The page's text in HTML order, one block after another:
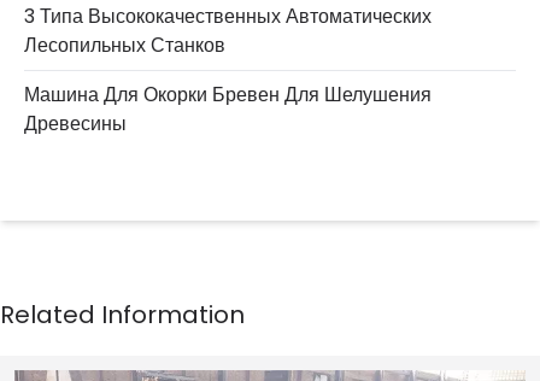
3 Типа Высококачественных Автоматических
Лесопильных Станков
Машина Для Окорки Бревен Для Шелушения
Древесины